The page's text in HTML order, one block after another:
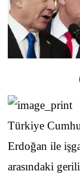
Türkiye
Erdoğan ile
arasındaki